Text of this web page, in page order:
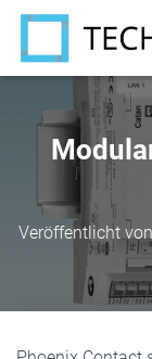
Veröffentlicht von